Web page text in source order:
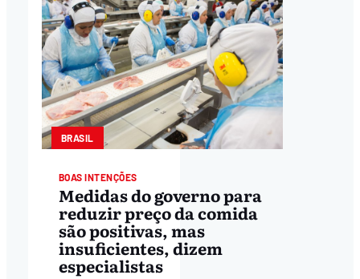
BRASIL
BOAS INTENÇÕES
Medidas do governo para
reduzir preço da comida
são positivas, mas
insuficientes, dizem
especialistas